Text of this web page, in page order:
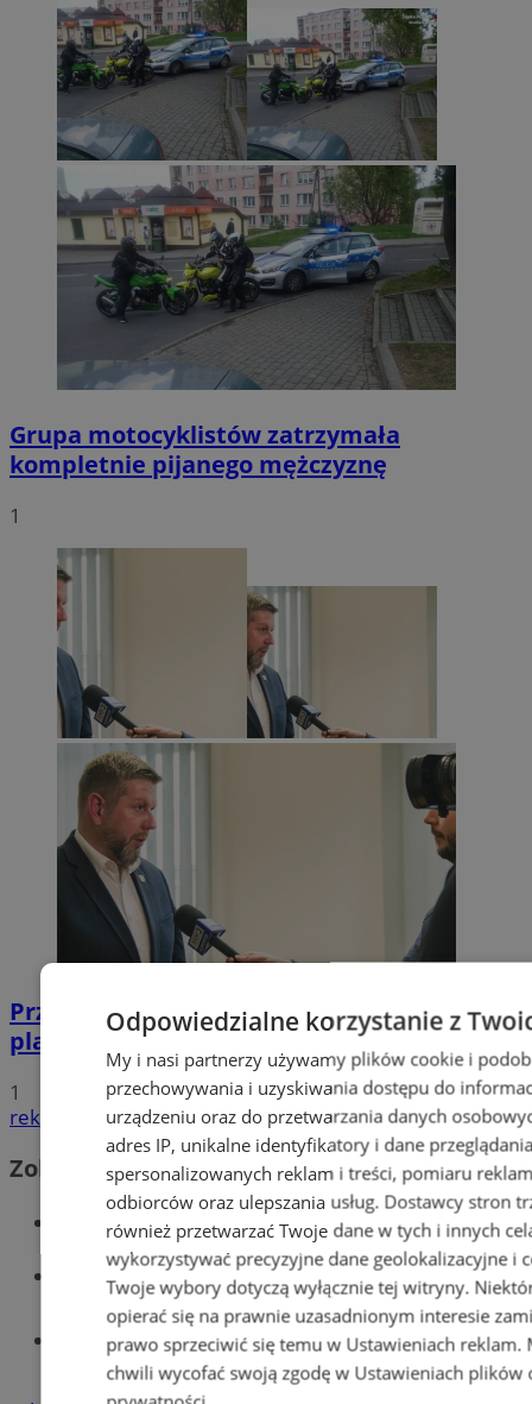
Grupa motocyklistów zatrzymała
kompletnie pijanego mężczyznę
1
Przyszłość Wodzisławia Śląskiego:
planowane inwestycje na 2025 rok
1
reklama
Zobacz również
Wiadomości kryminalne w Wodzisławiu
Wiadomości lokalne
Tworzenie stron www - Wodzisław
Śląski
Odpowiedzialne korzystanie z
My i nasi partnerzy używamy plików cookie i
przechowywania i uzyskiwania dostępu do
urządzeniu oraz do przetwarzania danych
adres IP, unikalne identyfikatory i dane
spersonalizowanych reklam i treści, pomiaru
odbiorców oraz ulepszania usług. Dostawcy stron
również przetwarzać Twoje dane w tych i innych
wykorzystywać precyzyjne dane geolokalizacyjne i
Twoje wybory dotyczą wyłącznie tej witryny.
opierać się na prawnie uzasadnionym interesie
prawo sprzeciwić się temu w Ustawieniach reklam.
chwili wycofać swoją zgodę w Ustawieniach plików